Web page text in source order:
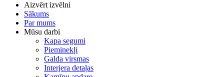
Aizvērt izvēlni
Sākums
Par mums
Mūsu darbi
Kapa segumi
Pieminekļi
Galda virsmas
Interjera detaļas